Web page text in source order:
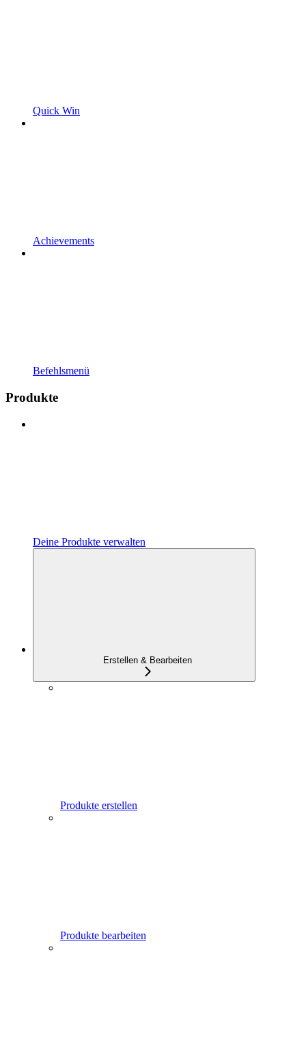
Quick Win
Achievements
Befehlsmenü
Produkte
Deine Produkte verwalten
Erstellen & Bearbeiten
Produkte erstellen
Produkte bearbeiten